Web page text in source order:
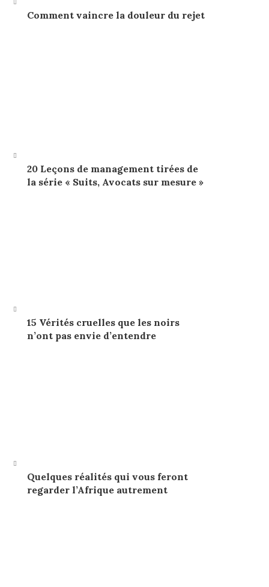
Comment vaincre la douleur du rejet
20 Leçons de management tirées de
la série « Suits, Avocats sur mesure »
15 Vérités cruelles que les noirs
n’ont pas envie d’entendre
Quelques réalités qui vous feront
regarder l’Afrique autrement